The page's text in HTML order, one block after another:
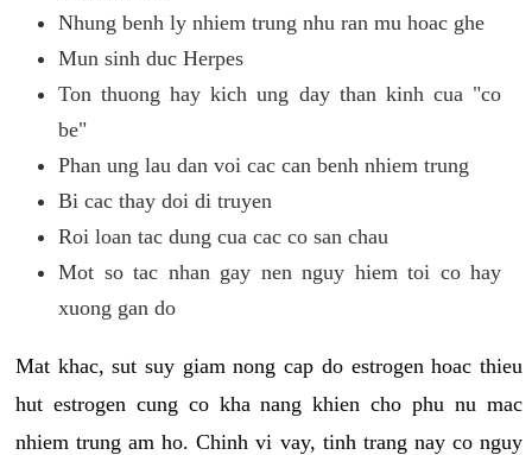
Nhung benh ly nhiem trung nhu ran mu hoac ghe
Mun sinh duc Herpes
Ton thuong hay kich ung day than kinh cua "co
be"
Phan ung lau dan voi cac can benh nhiem trung
Bi cac thay doi di truyen
Roi loan tac dung cua cac co san chau
Mot so tac nhan gay nen nguy hiem toi co hay
xuong gan do
Mat khac, sut suy giam nong cap do estrogen hoac thieu
hut estrogen cung co kha nang khien cho phu nu mac
nhiem trung am ho. Chinh vi vay, tinh trang nay co nguy